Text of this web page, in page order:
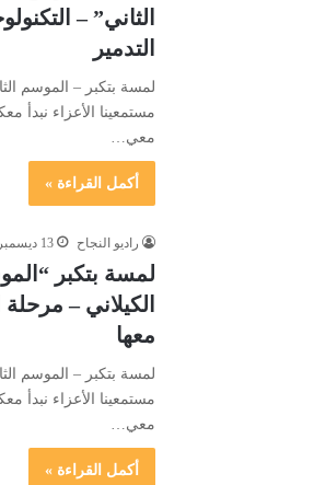
الثاني” –
التدمير
لمسة بتكبر – الموسم
مستمعينا الأعزاء نبدأ
معي…
أكمل القراءة »
راديو النجاح 13 ديسمبر، 2017
لمسة بتكبر
الكيلاني –
معها
لمسة بتكبر – الموسم
مستمعينا الأعزاء نبدأ
معي…
أكمل القراءة »